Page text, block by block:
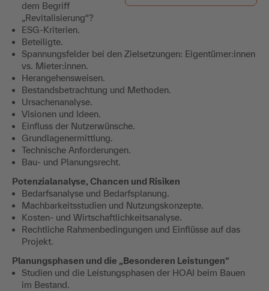
dem Begriff
„Revitalisierung“?
ESG-Kriterien.
Beteiligte.
Spannungsfelder bei den Zielsetzungen: Eigentümer:innen
vs. Mieter:innen.
Herangehensweisen.
Bestandsbetrachtung und Methoden.
Ursachenanalyse.
Visionen und Ideen.
Einfluss der Nutzerwünsche.
Grundlagenermittlung.
Technische Anforderungen.
Bau- und Planungsrecht.
Potenzialanalyse, Chancen und Risiken
Bedarfsanalyse und Bedarfsplanung.
Machbarkeitsstudien und Nutzungskonzepte.
Kosten- und Wirtschaftlichkeitsanalyse.
Rechtliche Rahmenbedingungen und Einflüsse auf das
Projekt.
Planungsphasen und die „Besonderen Leistungen“
Studien und die Leistungsphasen der HOAI beim Bauen
im Bestand.